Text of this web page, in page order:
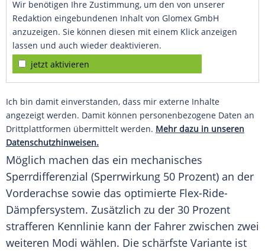
Wir benötigen Ihre Zustimmung, um den von unserer
Redaktion eingebundenen Inhalt von Glomex GmbH
anzuzeigen. Sie können diesen mit einem Klick anzeigen
lassen und auch wieder deaktivieren.
jetzt aktivieren
Ich bin damit einverstanden, dass mir externe Inhalte
angezeigt werden. Damit können personenbezogene Daten an
Drittplattformen übermittelt werden. Mehr dazu in unseren
Datenschutzhinweisen.
Möglich machen das ein mechanisches
Sperrdifferenzial (Sperrwirkung 50 Prozent) an der
Vorderachse sowie das optimierte Flex-Ride-
Dämpfersystem. Zusätzlich zu der 30 Prozent
strafferen Kennlinie kann der Fahrer zwischen zwei
weiteren Modi wählen. Die schärfste Variante ist